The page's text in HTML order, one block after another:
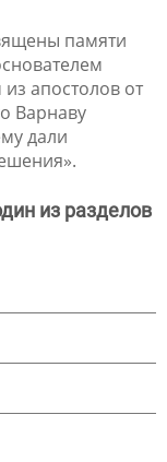
памяти
апостолов от
Варнаву
дали
из разделов